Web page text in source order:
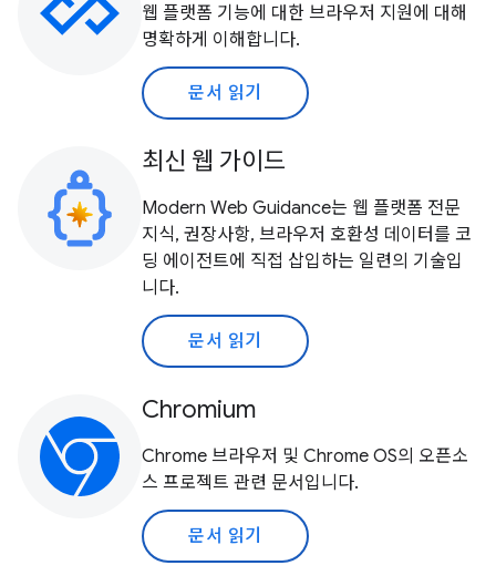
웹 플랫폼 기능에 대한 브라우저 지원에 대해
명확하게 이해합니다.
문서 읽기
최신 웹 가이드
Modern Web Guidance는 웹 플랫폼 전문
지식, 권장사항, 브라우저 호환성 데이터를 코
딩 에이전트에 직접 삽입하는 일련의 기술입
니다.
문서 읽기
Chromium
Chrome 브라우저 및 Chrome OS의 오픈소
스 프로젝트 관련 문서입니다.
문서 읽기